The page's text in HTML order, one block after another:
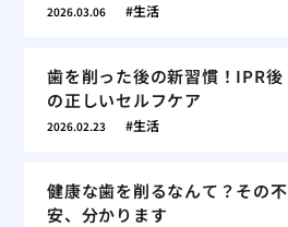
2026.03.06 生活
歯を削った後の新習慣！IPR後
の正しいセルフケア
2026.02.23 生活
健康な歯を削るなんて？その不
安、分かります